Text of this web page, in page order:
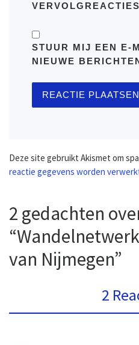
STUUR MIJ EEN E-
NIEUWE
Deze site gebruikt Akismet om
reactie gegevens worden
2 gedachten
van Nijmegen”
2